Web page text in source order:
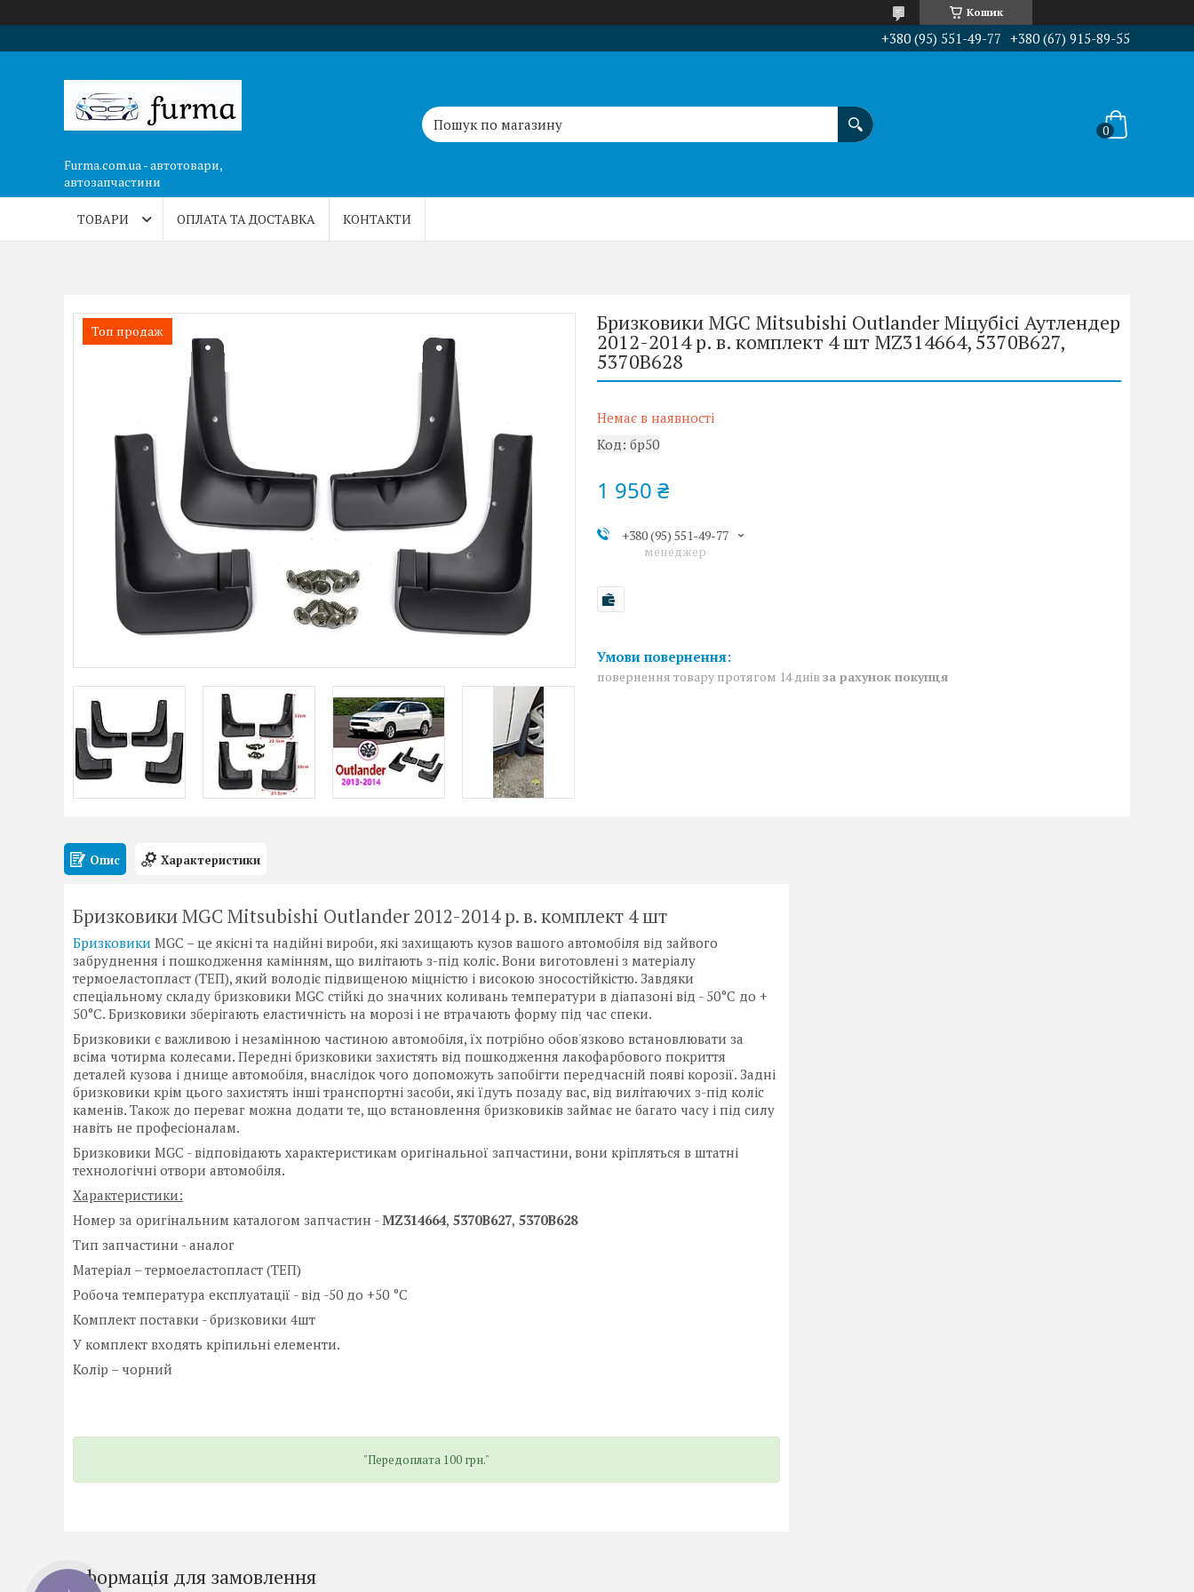
Кошик
+380 (95) 551-49-77 +380 (67) 915-89-55
Furma.com.ua - автотовари,
автозапчастини
ТОВАРИ ОПЛАТА ТА ДОСТАВКА КОНТАКТИ
Топ продаж Бризковики MGC Mitsubishi Outlander Міцубісі Аутлендер
2012-2014 р. в. комплект 4 шт MZ314664, 5370B627,
5370B628
Немає в наявності
Код: бр50
1 950 ₴
+380 (95) 551-49-77
менеджер
повернення товару протягом 14 днів за рахунок покупця
Опис Характеристики
Бризковики MGC Mitsubishi Outlander 2012-2014 р. в. комплект 4 шт
Бризковики MGC – це якісні та надійні вироби, які захищають кузов вашого автомобіля від зайвого
забруднення і пошкодження камінням, що вилітають з-під коліс. Вони виготовлені з матеріалу
термоеластопласт (ТЕП), який володіє підвищеною міцністю і високою зносостійкістю. Завдяки
спеціальному складу бризковики MGC стійкі до значних коливань температури в діапазоні від - 50°C до +
50°С. Бризковики зберігають еластичність на морозі і не втрачають форму під час спеки.
Бризковики є важливою і незамінною частиною автомобіля, їх потрібно обов'язково встановлювати за
всіма чотирма колесами. Передні бризковики захистять від пошкодження лакофарбового покриття
деталей кузова і днище автомобіля, внаслідок чого допоможуть запобігти передчасній появі корозії. Задні
бризковики крім цього захистять інші транспортні засоби, які їдуть позаду вас, від вилітаючих з-під коліс
каменів. Також до переваг можна додати те, що встановлення бризковиків займає не багато часу і під силу
навіть не професіоналам.
Бризковики MGC - відповідають характеристикам оригінальної запчастини, вони кріпляться в штатні
технологічні отвори автомобіля.
Характеристики:
Номер за оригінальним каталогом запчастин -MZ314664, 5370B627, 5370B628
Тип запчастини - аналог
Матеріал – термоеластопласт (ТЕП)
Робоча температура експлуатації - від -50 до +50 °C
Комплект поставки - бризковики 4шт
У комплект входять кріпильні елементи.
Колір – чорний
"Передоплата 100 грн."
Інформація для замовлення